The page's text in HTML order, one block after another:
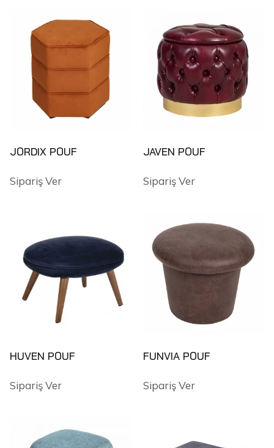
JORDIX POUF
Sipariş Ver
JAVEN POUF
Sipariş Ver
HUVEN POUF
Sipariş Ver
FUNVIA POUF
Sipariş Ver